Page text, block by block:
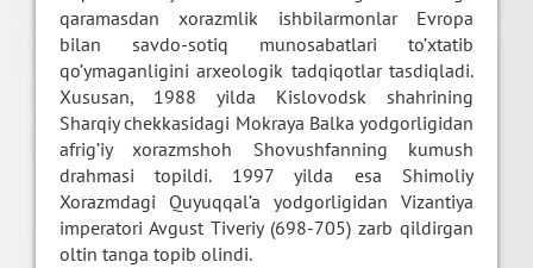
qaramasdan xorazmlik ishbilarmonlar Evropa
bilan savdo-sotiq munosabatlari to’xtatib
qo’ymaganligini arxeologik tadqiqotlar tasdiqladi.
Xususan, 1988 yilda Kislovodsk shahrining
Sharqiy chekkasidagi Mokraya Balka yodgorligidan
afrig’iy xorazmshoh Shovushfanning kumush
drahmasi topildi. 1997 yilda esa Shimoliy
Xorazmdagi Quyuqqal’a yodgorligidan Vizantiya
imperatori Avgust Tiveriy (698-705) zarb qildirgan
oltin tanga topib olindi.